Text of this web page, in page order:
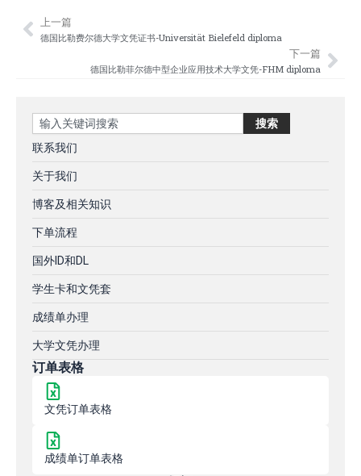
Prev
上一篇
德国比勒费尔德大学文凭证书-Universität Bielefeld diploma
下一篇
德国比勒菲尔德中型企业应用技术大学文凭-FHM diploma
Search 搜索
联系我们
关于我们
博客及相关知识
下单流程
国外ID和DL
学生卡和文凭套
成绩单办理
大学文凭办理
订单表格
文凭订单表格
成绩单订单表格